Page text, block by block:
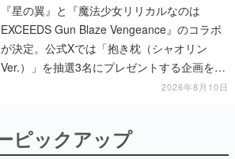
『星の翼』と『魔法少女リリカルなのは
EXCEEDS Gun Blaze Vengeance』のコラボ
が決定。公式Xでは「抱き枕（シャオリン
Ver.）」を抽選3名にプレゼントする企画を実
2026年8月10日
ピックアップ